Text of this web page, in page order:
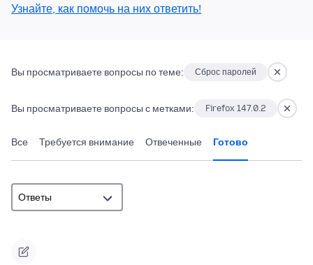
Узнайте, как помочь на них ответить!
Вы просматриваете вопросы по теме: Сброс паролей
Вы просматриваете вопросы с метками: Firefox 147.0.2
Все Требуется внимание Отвеченные Готово